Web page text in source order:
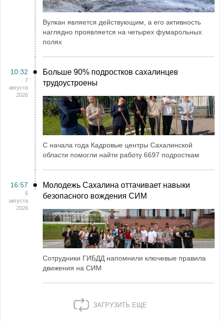
Вулкан является действующим, а его активность
наглядно проявляется на четырех фумарольных
полях
10:32
7
августа
2026
Больше 90% подростков сахалинцев
трудоустроены
С начала года Кадровые центры Сахалинской
области помогли найти работу 6697 подросткам
16:57
6
августа
2026
Молодежь Сахалина оттачивает навыки
безопасного вождения СИМ
Сотрудники ГИБДД напомнили ключевые правила
движения на СИМ
ЗАГРУЗИТЬ ЕЩЕ